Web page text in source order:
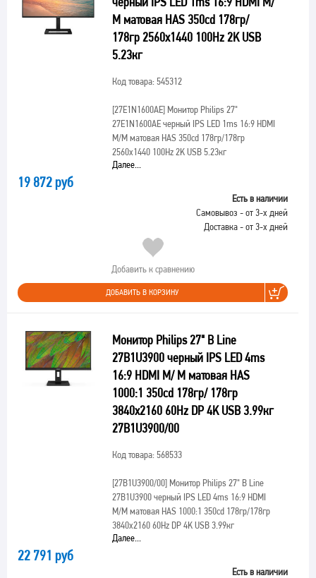
M матовая HAS 350cd 178гр/
178гр 2560x1440 100Hz 2K USB
5.23кг
Код товара: 545312
[27E1N1600AE]Монитор Philips 27"
27E1N1600AE черный IPS LED 1ms 16:9 HDMI
M/M матовая HAS 350cd 178гр/178гр
2560x1440 100Hz 2K USB 5.23кг
Далее...
19 872 руб
Есть в наличии
Самовывоз - от 3-х дней
Доставка - от 3-х дней
Добавить к сравнению
ДОБАВИТЬ В КОРЗИНУ
Монитор Philips 27" B Line
27B1U3900 черный IPS LED 4ms
16:9 HDMI M/ M матовая HAS
1000:1 350cd 178гр/ 178гр
3840x2160 60Hz DP 4K USB 3.99кг
27B1U3900/00
Код товара: 568533
[27B1U3900/00]Монитор Philips 27" B Line
27B1U3900 черный IPS LED 4ms 16:9 HDMI
M/M матовая HAS 1000:1 350cd 178гр/178гр
3840x2160 60Hz DP 4K USB 3.99кг
Далее...
22 791 руб
Есть в наличии